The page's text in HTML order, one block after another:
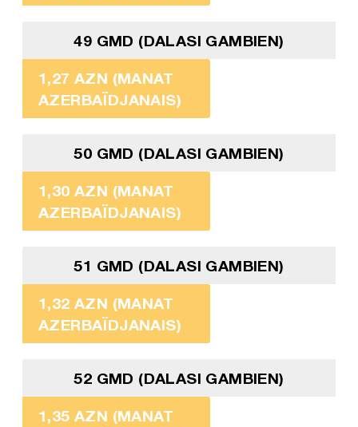
49 GMD (DALASI GAMBIEN)
1,27 AZN (MANAT
AZERBAÏDJANAIS)
50 GMD (DALASI GAMBIEN)
1,30 AZN (MANAT
AZERBAÏDJANAIS)
51 GMD (DALASI GAMBIEN)
1,32 AZN (MANAT
AZERBAÏDJANAIS)
52 GMD (DALASI GAMBIEN)
1,35 AZN (MANAT